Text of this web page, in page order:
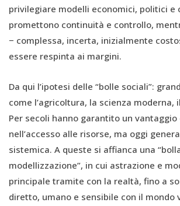
privilegiare modelli economici, politici e
promettono continuità e controllo,
− complessa, incerta, inizialmente
essere respinta ai margini.
Da qui l’ipotesi delle “bolle sociali”:
come l’agricoltura, la scienza moderna,
Per secoli hanno garantito un
nell’accesso alle risorse, ma oggi
sistemica. A queste si affianca una
modellizzazione”, in cui astrazione e
principale tramite con la realtà, fino a
diretto, umano e sensibile con il mondo